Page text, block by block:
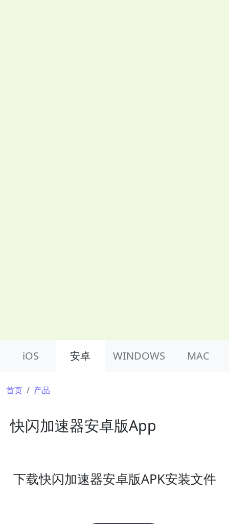
iOS 安卓 WINDOWS MAC
面包屑
首页 产品
快闪加速器安卓版App
下载快闪加速器安卓版APK安装文件